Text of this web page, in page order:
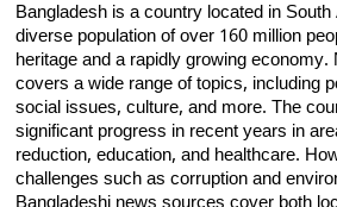
Bangladesh is a country located in
diverse population of over 160 million
heritage and a rapidly growing
covers a wide range of topics, including
social issues, culture, and more. The
significant progress in recent years in
reduction, education, and healthcare.
challenges such as corruption and